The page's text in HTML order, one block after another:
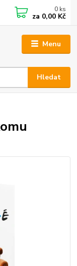
Menu
Hledat
0 ks
za 0,00 Kč